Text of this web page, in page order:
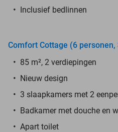
Inclusief bedlinnen
Comfort Cottage (6 personen,
85 m², 2 verdiepingen
Nieuw design
3 slaapkamers met 2
Badkamer met douche en
Apart toilet